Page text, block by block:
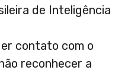
de Inteligência
contato com o
reconhecer a